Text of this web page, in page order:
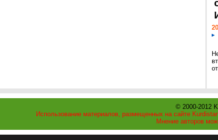
© 2000-2012
Использование материалов, размещенных на сайте
Мнение авторов